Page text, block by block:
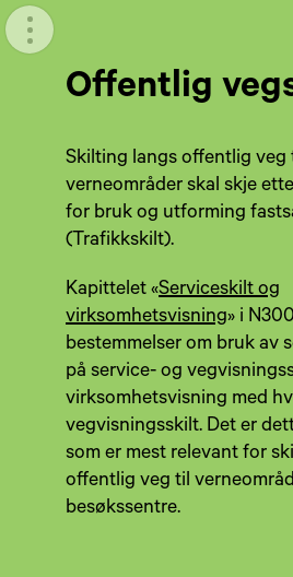
Meny
Offentlig
Skilting langs offentlig veg
verneområder skal skje
for bruk og utforming
(Trafikkskilt).
Kapittelet «Serviceskilt og
virksomhetsvisning» i
bestemmelser om bruk av
på service- og
virksomhetsvisning med
vegvisningsskilt. Det er
som er mest relevant for
offentlig veg til
besøkssentre.